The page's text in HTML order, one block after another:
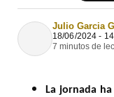
Julio Garcia
18/06/2024 -
7 minutos de
La jornada